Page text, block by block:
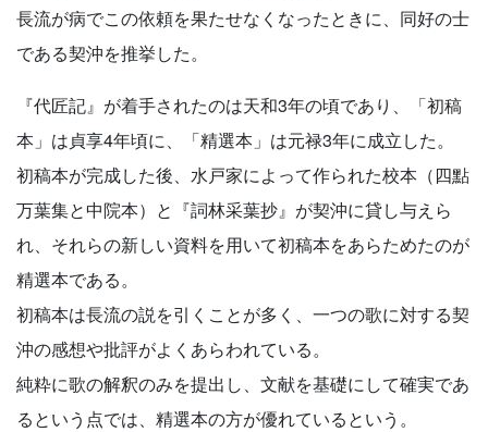
長流が病でこの依頼を果たせなくなったときに、同好の士
である契沖を推挙した。
『代匠記』が着手されたのは天和3年の頃であり、「初稿
本」は貞享4年頃に、「精選本」は元禄3年に成立した。
初稿本が完成した後、水戸家によって作られた校本（四點
万葉集と中院本）と『詞林采葉抄』が契沖に貸し与えら
れ、それらの新しい資料を用いて初稿本をあらためたのが
精選本である。
初稿本は長流の説を引くことが多く、一つの歌に対する契
沖の感想や批評がよくあらわれている。
純粋に歌の解釈のみを提出し、文献を基礎にして確実であ
るという点では、精選本の方が優れているという。